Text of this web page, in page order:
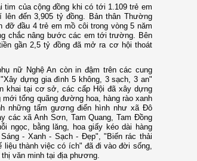
của cộng đồng khi có tới 1.109 trẻ em
đến 3,905 tỷ đồng. Bản thân Thường
đỡ đầu 4 trẻ em mồ côi trong vòng 5 năm
chắc nâng bước các em tới trường. Bên
gần 2,5 tỷ đồng đã mở ra cơ hội thoát
nữ Nghệ An còn in đậm trên các cung
dựng gia đình 5 không, 3 sạch, 3 an"
khai tại cơ sở, các cấp Hội đã xây dựng
tổng quãng đường hoa, hàng rào xanh
những tấm gương điển hình như xã Đô
các xã Anh Sơn, Tam Quang, Tam Đồng
ngọc, bằng lăng, hoa giấy kéo dài hàng
- Xanh - Sạch - Đẹp", "Biến rác thải
liệu thành việc có ích" đã đi vào đời sống,
văn minh tại địa phương.